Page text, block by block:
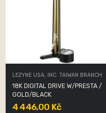
LEZYNE USA, INC. TAIWAN BRANCH
18K DIGITAL DRIVE W/PRESTA /
GOLD/BLACK
4 446,00 Kč